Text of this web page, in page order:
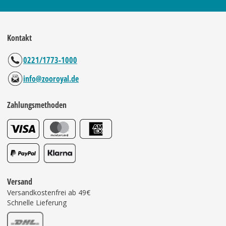
Kontakt
0221/1773-1000
info@zooroyal.de
Zahlungsmethoden
Versand
Versandkostenfrei ab 49€
Schnelle Lieferung